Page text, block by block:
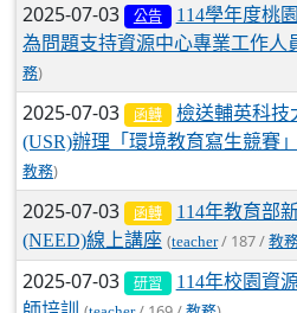
2025-07-03 公告
114學年度桃
為問題支持資源中心專業工作人
務)
2025-07-03 函轉
檢送輔英科技
(USR)辦理「環境教育寫生競賽
教務)
2025-07-03 函轉
114年教育部
(NEED)線上講座 (teacher/ 187 / 教
2025-07-03 研習
114年校園資